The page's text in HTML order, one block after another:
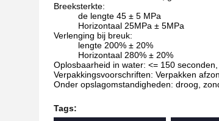
Breeksterkte:
de lengte 45 ± 5 MPa
Horizontaal 25MPa ± 5MPa
Verlenging bij breuk:
lengte 200% ± 20%
Horizontaal 280% ± 20%
Oplosbaarheid in water: <= 150
Verpakkingsvoorschriften: Verpakken
Onder opslagomstandigheden: droog,
Tags: